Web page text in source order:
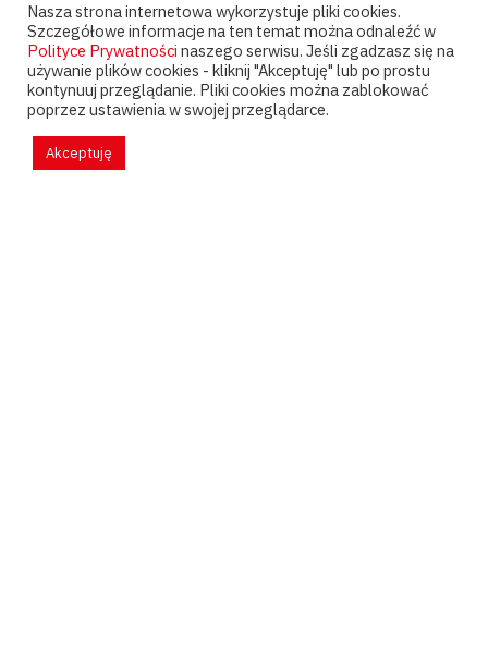
Nasza strona internetowa wykorzystuje pliki cookies.
Szczegółowe informacje na ten temat można odnaleźć w
Polityce Prywatności naszego serwisu. Jeśli zgadzasz się na
używanie plików cookies - kliknij "Akceptuję" lub po prostu
kontynuuj przeglądanie. Pliki cookies można zablokować
poprzez ustawienia w swojej przeglądarce.
Akceptuję